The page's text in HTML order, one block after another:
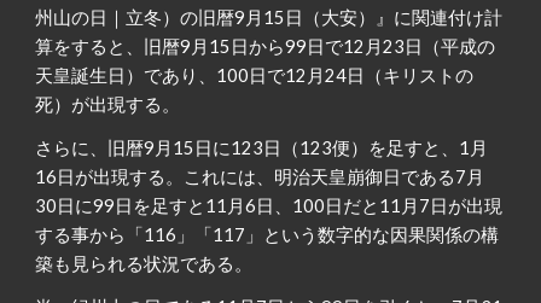
州山の日｜立冬）の旧暦9月15日（大安）』に関連付け計
算をすると、旧暦9月15日から99日で12月23日（平成の
天皇誕生日）であり、100日で12月24日（キリストの
死）が出現する。
さらに、旧暦9月15日に123日（123便）を足すと、1月
16日が出現する。これには、明治天皇崩御日である7月
30日に99日を足すと11月6日、100日だと11月7日が出現
する事から「116」「117」という数字的な因果関係の構
築も見られる状況である。